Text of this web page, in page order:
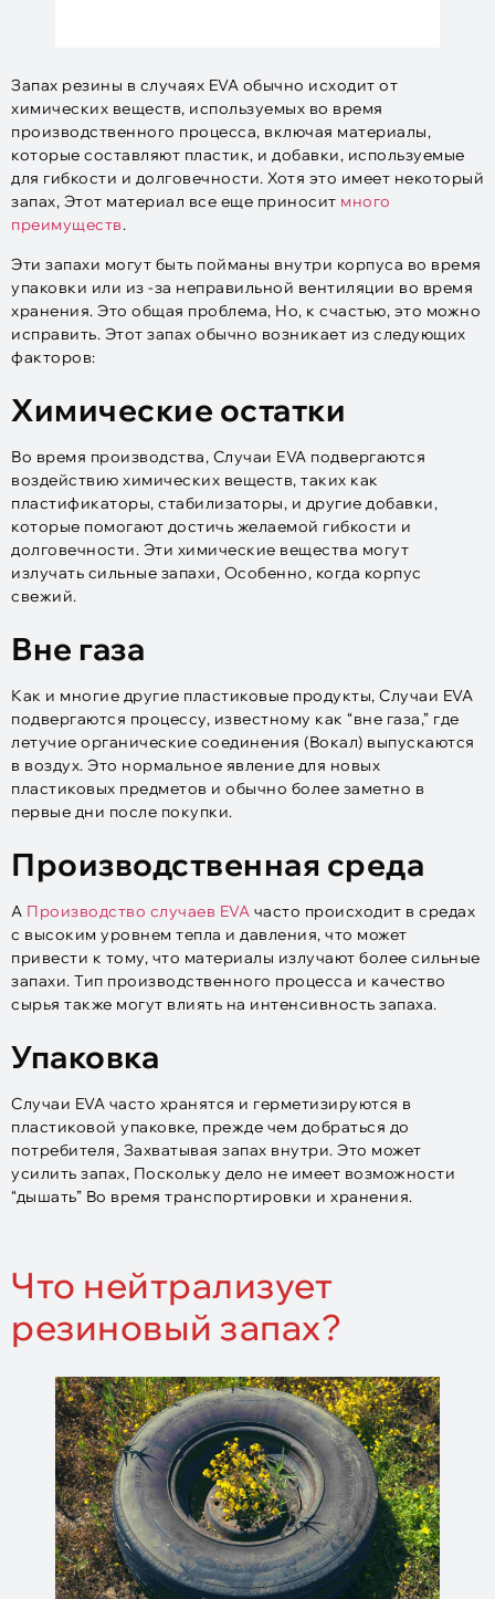
Запах резины в случаях EVA обычно исходит от
химических веществ, используемых во время
производственного процесса, включая материалы,
которые составляют пластик, и добавки, используемые
для гибкости и долговечности. Хотя это имеет некоторый
запах, Этот материал все еще приносит много
преимуществ.
Эти запахи могут быть пойманы внутри корпуса во время
упаковки или из -за неправильной вентиляции во время
хранения. Это общая проблема, Но, к счастью, это можно
исправить. Этот запах обычно возникает из следующих
факторов:
Химические остатки
Во время производства, Случаи EVA подвергаются
воздействию химических веществ, таких как
пластификаторы, стабилизаторы, и другие добавки,
которые помогают достичь желаемой гибкости и
долговечности. Эти химические вещества могут
излучать сильные запахи, Особенно, когда корпус
свежий.
Вне газа
Как и многие другие пластиковые продукты, Случаи EVA
подвергаются процессу, известному как “вне газа,” где
летучие органические соединения (Вокал) выпускаются
в воздух. Это нормальное явление для новых
пластиковых предметов и обычно более заметно в
первые дни после покупки.
Производственная среда
А Производство случаев EVA часто происходит в средах
с высоким уровнем тепла и давления, что может
привести к тому, что материалы излучают более сильные
запахи. Тип производственного процесса и качество
сырья также могут влиять на интенсивность запаха.
Упаковка
Случаи EVA часто хранятся и герметизируются в
пластиковой упаковке, прежде чем добраться до
потребителя, Захватывая запах внутри. Это может
усилить запах, Поскольку дело не имеет возможности
“дышать” Во время транспортировки и хранения.
Что нейтрализует
резиновый запах?